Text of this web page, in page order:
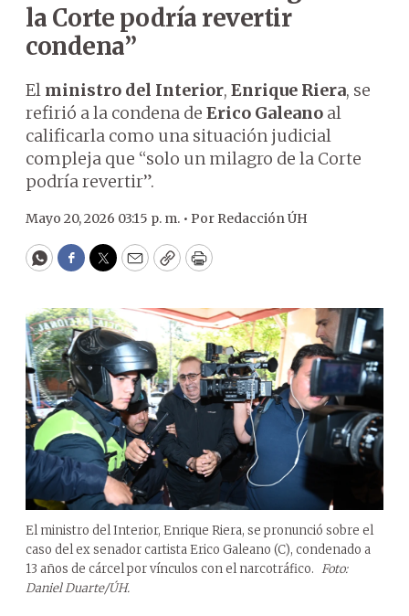
la Corte podría revertir
condena”
El ministro del Interior, Enrique Riera, se
refirió a la condena de Erico Galeano al
calificarla como una situación judicial
compleja que “solo un milagro de la Corte
podría revertir”.
Mayo 20, 2026 03:15 p. m. • Por Redacción ÚH
WhatsApp
Facebook
Twitter
EmailCopyPrint
El ministro del Interior, Enrique Riera, se pronunció sobre el
caso del ex senador cartista Erico Galeano (C), condenado a
13 años de cárcel por vínculos con el narcotráfico. Foto:
Daniel Duarte/ÚH.